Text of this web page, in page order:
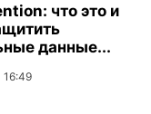
что это и
данные...
16:49